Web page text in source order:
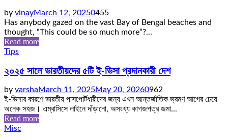
by vinayMarch 12, 20250455
Has anybody gazed on the vast Bay of Bengal beaches and
thought, “This could be so much more”?...
Read more
Tips
২০২৫ সালে ভারতীয়দের ৫টি ই-ভিসা প্রদানকারী দেশ
by varshaMarch 11, 2025May 20, 20260962
ই-ভিসার কারণে ভারতীয় পাসপোর্টধারীদের জন্য এখন আন্তর্জাতিক ভ্রমণ আগের চেয়ে
অনেক সহজ। এম্বাসিসে লাইনে দাঁড়ানো, অসংখ্য কাগজপত্র জমা...
Read more
Misc